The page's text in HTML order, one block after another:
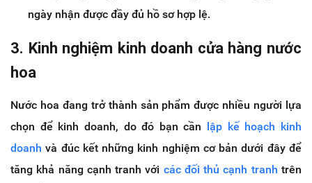
ngày nhận được đầy đủ hồ sơ hợp lệ.
3. Kinh nghiệm kinh doanh cửa hàng nước
hoa
Nước hoa đang trở thành sản phẩm được nhiều người lựa
chọn để kinh doanh, do đó bạn cần lập kế hoạch kinh
doanh và đúc kết những kinh nghiệm cơ bản dưới đây để
tăng khả năng cạnh tranh với các đối thủ cạnh tranh trên